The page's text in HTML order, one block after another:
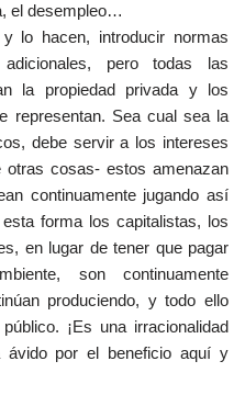
el desempleo…
lo hacen, introducir normas
pero todas las
la propiedad privada y los
representan. Sea cual sea la
debe servir a los intereses
cosas- estos amenazan
continuamente jugando así
forma los capitalistas, los
en lugar de tener que pagar
son continuamente
produciendo, y todo ello
¡Es una irracionalidad
ávido por el beneficio aquí y